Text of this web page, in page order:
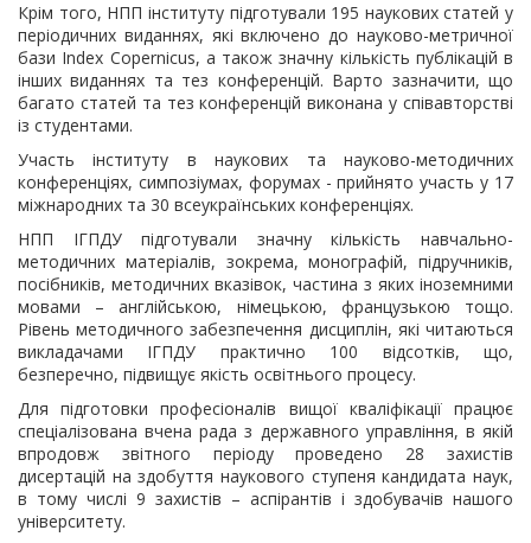
Крім того, НПП інституту підготували 195 наукових статей у
періодичних виданнях, які включено до науково-метричної
бази Index Copernicus, а також значну кількість публікацій в
інших виданнях та тез конференцій. Варто зазначити, що
багато статей та тез конференцій виконана у співавторстві
із студентами.
Участь інституту в наукових та науково-методичних
конференціях, симпозіумах, форумах - прийнято участь у 17
міжнародних та 30 всеукраїнських конференціях.
НПП ІГПДУ підготували значну кількість навчально-
методичних матеріалів, зокрема, монографій, підручників,
посібників, методичних вказівок, частина з яких іноземними
мовами – англійською, німецькою, французькою тощо.
Рівень методичного забезпечення дисциплін, які читаються
викладачами ІГПДУ практично 100 відсотків, що,
безперечно, підвищує якість освітнього процесу.
Для підготовки професіоналів вищої кваліфікації працює
спеціалізована вчена рада з державного управління, в якій
впродовж звітного періоду проведено 28 захистів
дисертацій на здобуття наукового ступеня кандидата наук,
в тому числі 9 захистів – аспірантів і здобувачів нашого
університету.